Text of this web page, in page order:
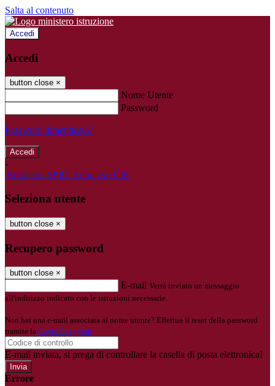
Salta al contenuto
Accedi
Accedi
button close ×
Nome Utente
Password
Password dimenticata?
-
Entra con SPID Entra con CIE
Seleziona utente
button close ×
Recupero password
button close ×
E-mail Verrà inviato un messaggio
all'indirizzo indicato con le istruzioni necessarie.
Non hai una e-mail associata al nome utente? Effettua il reset della password
tramite la Login Spaggiari
E-mail inviata, si prega di controllare la casella di posta elettronica!
Errore